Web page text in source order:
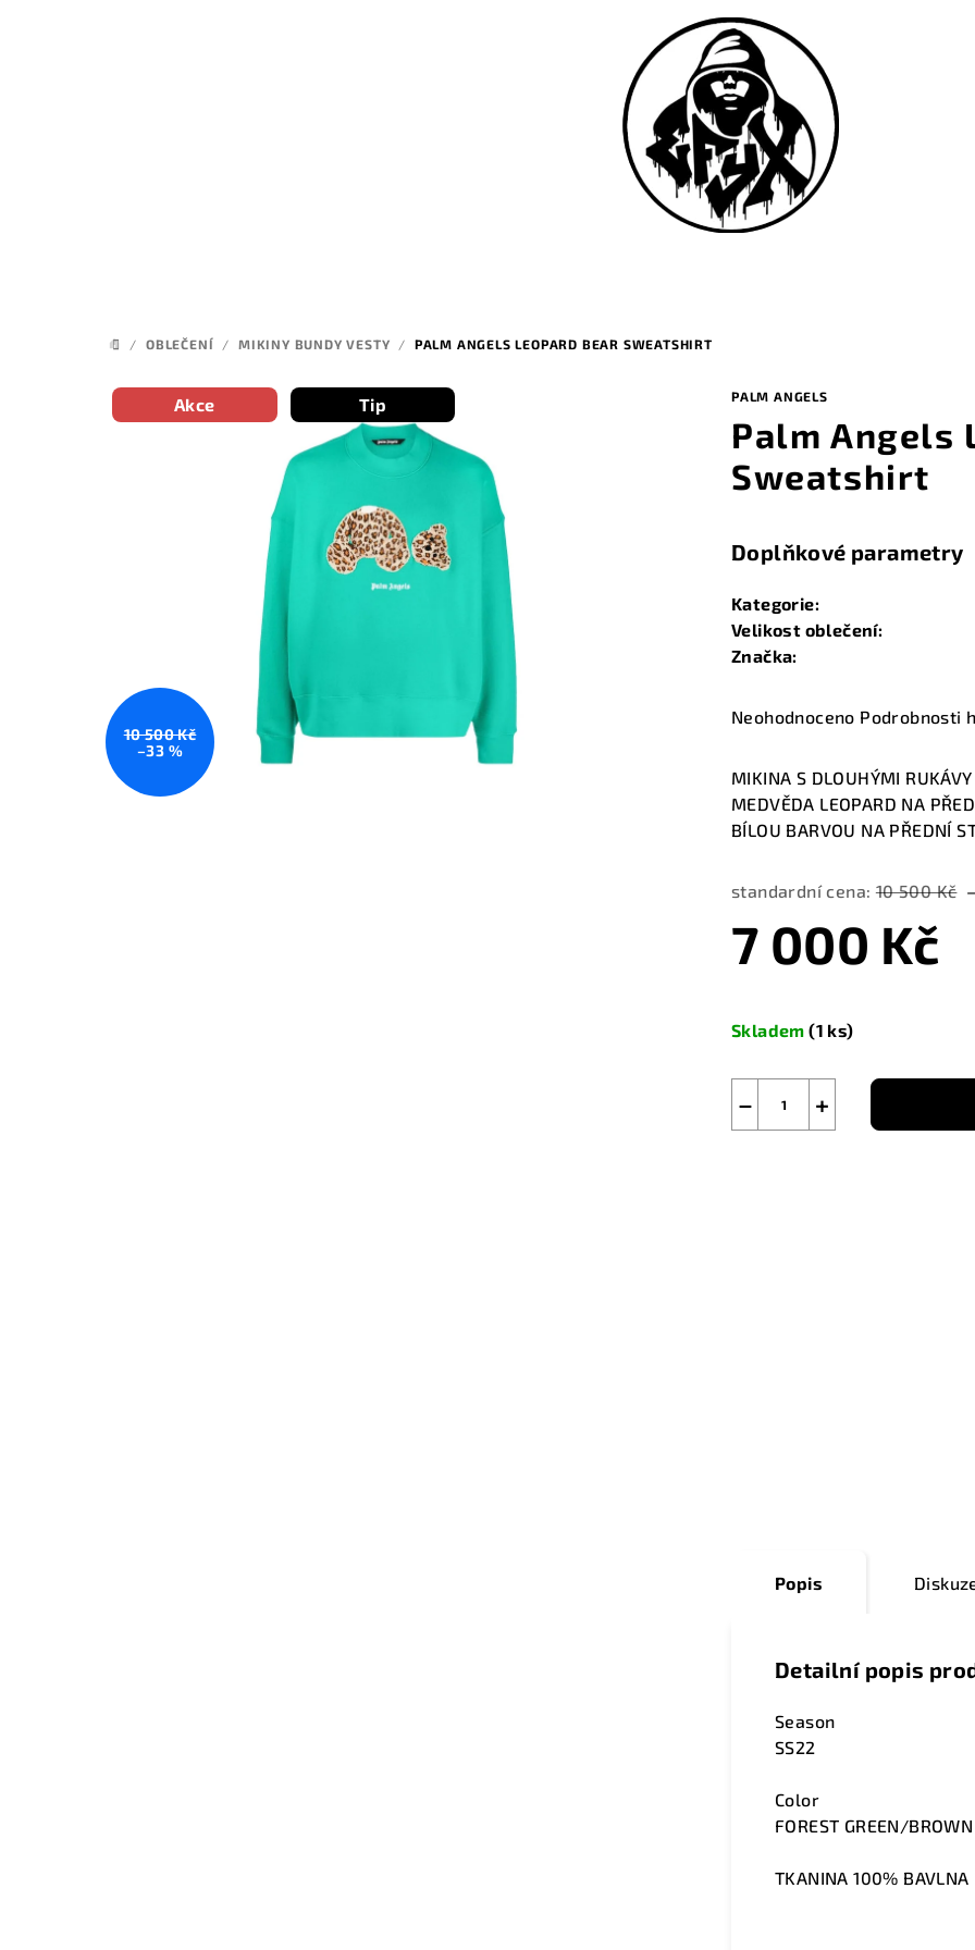
DOMŮ
/ OBLEČENÍ / MIKINY BUNDY VESTY / PALM ANGELS LEOPARD BEAR SWEATSHIRT
PALM ANGELS
Palm Angels
Sweatshirt
Doplňkové parametry
Kategorie:
Velikost oblečení:
Značka:
Průměrné
produktu
je
0,0
hvězdiček.
Neohodnoceno Podrobnosti
MIKINA S DLOUHÝMI
MEDVĚDA LEOPARD NA
BÍLOU BARVOU NA PŘEDNÍ
standardní cena: 10 500 Kč
7 000 Kč
cena:
Skladem(1 ks)
+
−
Akce Tip
10 500 Kč
–33 %
Popis
Detailní popis
Season
SS22
Color
FOREST GREEN/BROWN
TKANINA 100% BAVLNA